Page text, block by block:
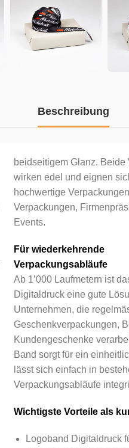
Beschreibung
beidseitigem Glanz. Beide
wirken edel und eignen
hochwertige
Verpackungen,
Events.
Für wiederkehrende
Verpackungsabläufe
Ab 1’000 Laufmetern ist
Digitaldruck eine gute
Unternehmen, die
Geschenkverpackungen,
Kundengeschenke
Band sorgt für ein
lässt sich einfach in
Verpackungsabläufe
Wichtigste Vorteile als
Logoband Digitaldruck